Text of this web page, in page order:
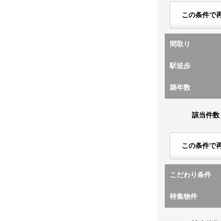
この条件で
間取り
駅徒歩
築年数
該当件数
この条件で
こだわり条件
特集物件